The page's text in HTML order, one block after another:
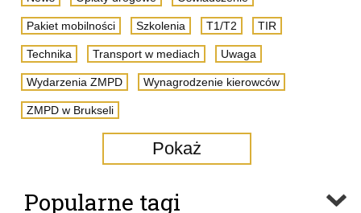
Pakiet mobilności Szkolenia T1/T2 TIR
Technika Transport w mediach Uwaga
Wydarzenia ZMPD Wynagrodzenie kierowców
ZMPD w Brukseli
Pokaż
Popularne tagi